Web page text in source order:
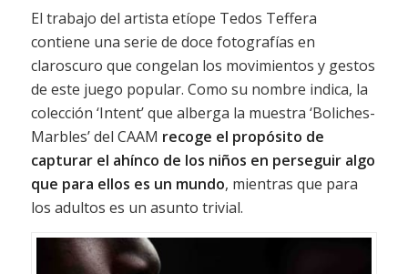
El trabajo del artista etíope Tedos Teffera
contiene una serie de doce fotografías en
claroscuro que congelan los movimientos y gestos
de este juego popular. Como su nombre indica, la
colección ‘Intent’ que alberga la muestra ‘Boliches-
Marbles’ del CAAM recoge el propósito de
capturar el ahínco de los niños en perseguir algo
que para ellos es un mundo, mientras que para
los adultos es un asunto trivial.